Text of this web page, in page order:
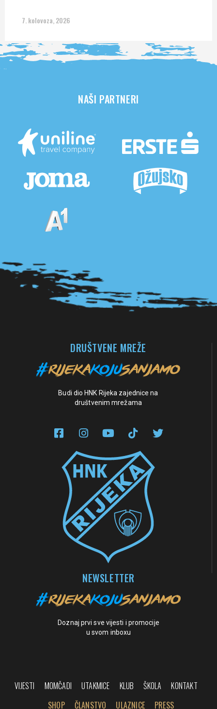
7. kolovoza, 2026
NAŠI PARTNERI
DRUŠTVENE MREŽE
Budi dio HNK Rijeka zajednice na
društvenim mrežama
NEWSLETTER
Doznaj prvi sve vijesti i promocije
u svom inboxu
VIJESTI MOMČADI UTAKMICE KLUB ŠKOLA
KONTAKT
SHOP
ČLANSTVO ULAZNICE PRESS